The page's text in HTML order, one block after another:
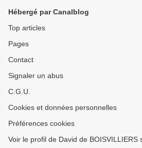
Hébergé par Canalblog
Top articles
Pages
Contact
Signaler un abus
C.G.U.
Cookies et données personnelles
Préférences cookies
Voir le profil de David de BOISVILLIERS